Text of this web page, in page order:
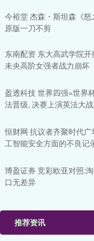
今裕堂 杰森・斯坦森《
原版一刀不剪
东南配资 东大高武学院
未央高阶女强者战力崩坏
盈透科技 世界四强=世界
法晋级, 决赛上演英法大
恒财网 抗议者齐聚时代
工智能安全方面的不良记
博盈证券 竞彩欧亚对照:
口无差异
推荐资讯